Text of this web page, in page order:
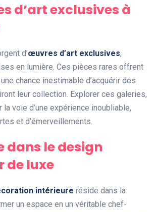
d’art exclusives à
d’œuvres d’art exclusives,
en lumière. Ces pièces rares offrent
chance inestimable d’acquérir des
leur collection. Explorer ces galeries,
la voie d’une expérience inoubliable,
et d’émerveillements.
dans le design
de luxe
intérieure réside dans la
un espace en un véritable chef-